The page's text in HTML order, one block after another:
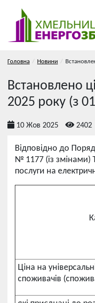
Головна Новини
Встановлено
2025 року (з
10 Жов 2025 2402
Відповідно до
№ 1177 (із змінами)
послуги на
Ціна на
споживачів